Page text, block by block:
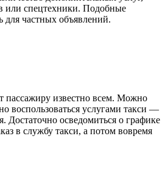
или спецтехники. Подобные
частных объявлений.
пассажиру известно всем. Можно
воспользоваться услугами такси —
Достаточно осведомиться о графике
в службу такси, а потом вовремя